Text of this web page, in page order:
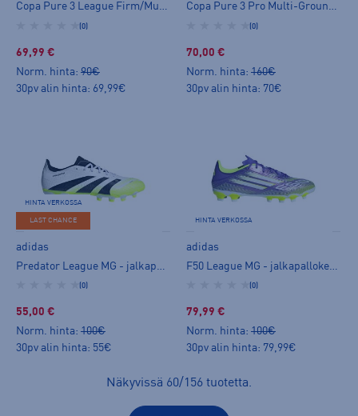
Copa Pure 3 League Firm/Multi-Ground Boots - jalkapallokengät (MG)
(0)
69,99 €
Norm. hinta: 90€
30pv alin hinta: 69,99€
Copa Pure 3 Pro Multi-Ground Boots - jalkapallokengät (MG)
(0)
70,00 €
Norm. hinta: 160€
30pv alin hinta: 70€
HINTA VERKOSSA
LAST CHANCE
adidas
(0)
55,00 €
Norm. hinta: 100€
30pv alin hinta: 55€
HINTA VERKOSSA
adidas
(0)
79,99 €
Norm. hinta: 100€
30pv alin hinta: 79,99€
Näkyvissä 60/156 tuotetta.